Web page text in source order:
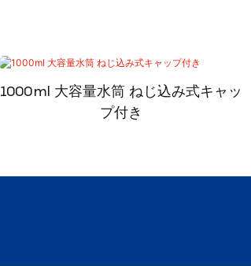
1000ml 大容量水筒 ねじ込み式キャッ
プ付き